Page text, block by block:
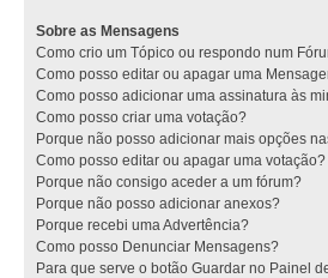
Sobre as Mensagens
Como crio um Tópico ou respondo num
Como posso editar ou apagar uma
Como posso adicionar uma assinatura às
Como posso criar uma votação?
Porque não posso adicionar mais opções
Como posso editar ou apagar uma votação?
Porque não consigo aceder a um fórum?
Porque não posso adicionar anexos?
Porque recebi uma Advertência?
Como posso Denunciar Mensagens?
Para que serve o botão Guardar no Painel